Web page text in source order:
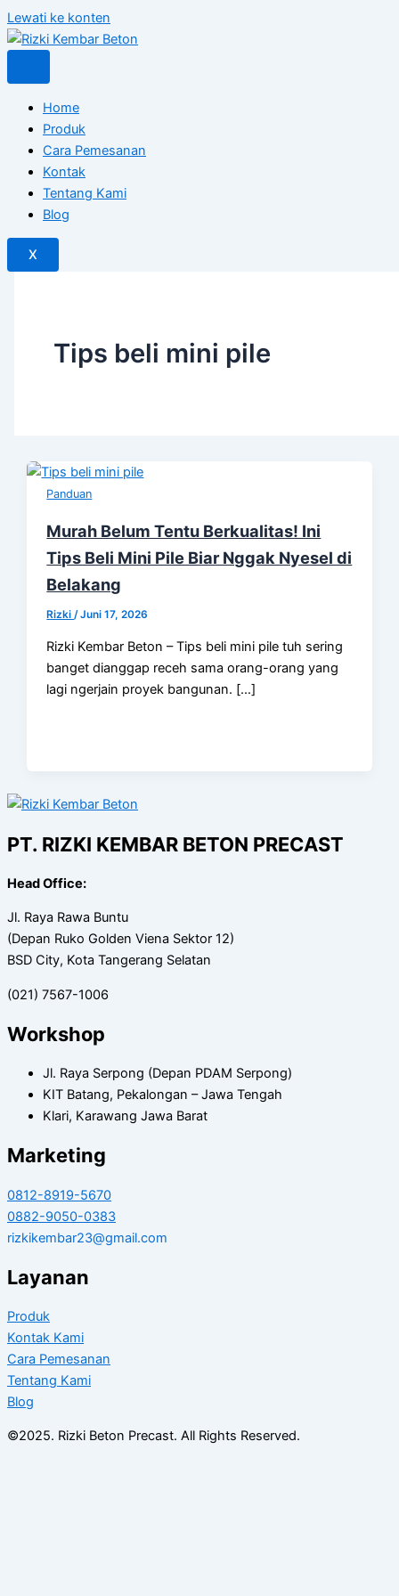
Lewati ke konten
Home
Produk
Cara Pemesanan
Kontak
Tentang Kami
Blog
X
Tips beli mini pile
Panduan
Murah Belum Tentu Berkualitas! Ini
Tips Beli Mini Pile Biar Nggak Nyesel di
Belakang
Rizki/Juni 17, 2026
Rizki Kembar Beton – Tips beli mini pile tuh sering
banget dianggap receh sama orang-orang yang
lagi ngerjain proyek bangunan. […]
PT. RIZKI KEMBAR BETON PRECAST
Head Office:
Jl. Raya Rawa Buntu
(Depan Ruko Golden Viena Sektor 12)
BSD City, Kota Tangerang Selatan
(021) 7567-1006
Workshop
Jl. Raya Serpong (Depan PDAM Serpong)
KIT Batang, Pekalongan – Jawa Tengah
Klari, Karawang Jawa Barat
Marketing
0812-8919-5670
0882-9050-0383
rizkikembar23@gmail.com
Layanan
Produk
Kontak Kami
Cara Pemesanan
Tentang Kami
Blog
©2025. Rizki Beton Precast. All Rights Reserved.